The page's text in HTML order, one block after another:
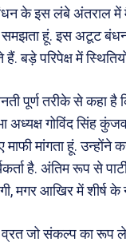
के इस लंबे अंतराल में मै
समझता हूं. इस अटूट
बड़े परिपेक्ष में
पूर्ण तरीके से कहा
अध्यक्ष गोविंद सिंह
मांगता हूं. उन्होंने
है. अंतिम रूप से
मगर आखिर में शीर्ष के
जो संकल्प का रूप ले